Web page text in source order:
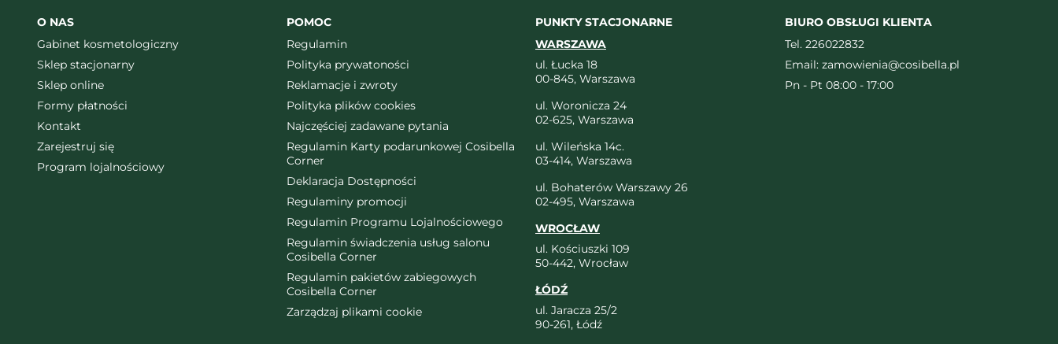
O NAS
Gabinet kosmetologiczny
Sklep stacjonarny
Sklep online
Formy płatności
Kontakt
Zarejestruj się
Program lojalnościowy
POMOC
Regulamin
Polityka prywatoności
Reklamacje i zwroty
Polityka plików cookies
Najczęściej zadawane pytania
Regulamin Karty podarunkowej Cosibella
Corner
Deklaracja Dostępności
Regulaminy promocji
Regulamin Programu Lojalnościowego
Regulamin świadczenia usług salonu
Cosibella Corner
Regulamin pakietów zabiegowych
Cosibella Corner
Zarządzaj plikami cookie
PUNKTY STACJONARNE
WARSZAWA
ul. Łucka 18
00-845, Warszawa
ul. Woronicza 24
02-625, Warszawa
ul. Wileńska 14c.
03-414, Warszawa
ul. Bohaterów Warszawy 26
02-495, Warszawa
WROCŁAW
ul. Kościuszki 109
50-442, Wrocław
ŁÓDŹ
ul. Jaracza 25/2
90-261, Łódź
BIURO OBSŁUGI KLIENTA
Tel. 226022832
Email: zamowienia@cosibella.pl
Pn - Pt 08:00 - 17:00